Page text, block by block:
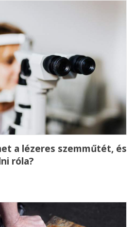
a lézeres szemműtét, és
róla?